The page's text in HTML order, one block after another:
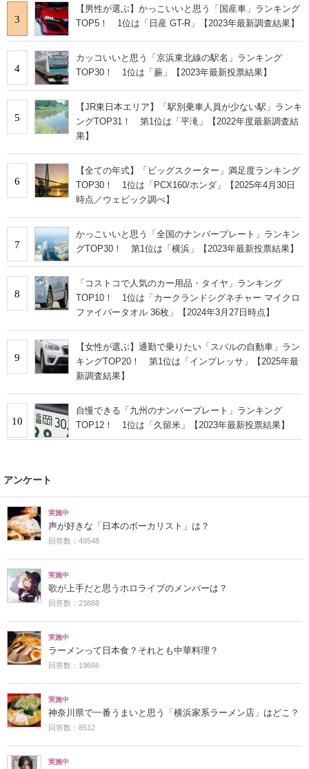
3
【男性が選ぶ】かっこいいと思う「国産車」ランキング
TOP5！ 1位は「日産 GT-R」【2023年最新調査結果】
4
カッコいいと思う「京浜東北線の駅名」ランキング
TOP30！ 1位は「蕨」【2023年最新投票結果】
5
【JR東日本エリア】「駅別乗車人員が少ない駅」ランキ
ングTOP31！ 第1位は「平滝」【2022年度最新調査結
果】
6
【全ての年式】「ビッグスクーター」満足度ランキング
TOP30！ 1位は「PCX160/ホンダ」【2025年4月30日
時点／ウェビック調べ】
7
かっこいいと思う「全国のナンバープレート」ランキン
グTOP30！ 第1位は「横浜」【2023年最新投票結果】
8
「コストコで人気のカー用品・タイヤ」ランキング
TOP10！ 1位は「カークランドシグネチャー マイクロ
ファイバータオル 36枚」【2024年3月27日時点】
9
【女性が選ぶ】通勤で乗りたい「スバルの自動車」ラン
キングTOP20！ 第1位は「インプレッサ」【2025年最
新調査結果】
10
自慢できる「九州のナンバープレート」ランキング
TOP12！ 1位は「久留米」【2023年最新投票結果】
アンケート
実施中
声が好きな「日本のボーカリスト」は？
回答数：49548
実施中
歌が上手だと思うホロライブのメンバーは？
回答数：23888
実施中
ラーメンって日本食？それとも中華料理？
回答数：19666
実施中
神奈川県で一番うまいと思う「横浜家系ラーメン店」はどこ？
回答数：8512
実施中